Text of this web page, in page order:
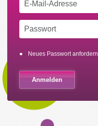
Neues Passwort anfordern